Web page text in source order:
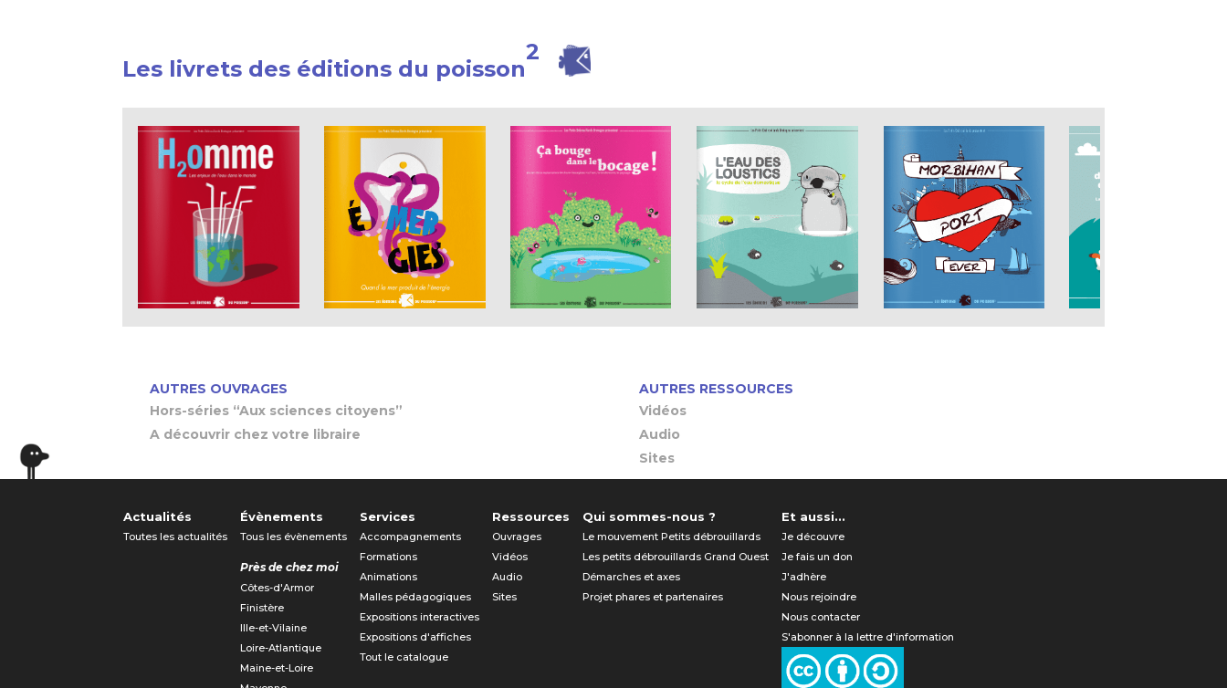
Les livrets des éditions du poisson
2
AUTRES OUVRAGES
Hors-séries “Aux sciences citoyens”
A découvrir chez votre libraire
AUTRES RESSOURCES
Vidéos
Audio
Sites
Actualités
Toutes les actualités
Évènements
Tous les évènements
Près de chez moi
Côtes-d'Armor
Finistère
Ille-et-Vilaine
Loire-Atlantique
Maine-et-Loire
Services
Accompagnements
Formations
Animations
Malles pédagogiques
Expositions interactives
Expositions d'affiches
Tout le catalogue
Ressources
Ouvrages
Vidéos
Audio
Sites
Qui sommes-nous ?
Le mouvement Petits débrouillards
Les petits débrouillards Grand Ouest
Démarches et axes
Projet phares et partenaires
Et aussi...
Je découvre
Je fais un don
J'adhère
Nous rejoindre
Nous contacter
S'abonner à la lettre d'information